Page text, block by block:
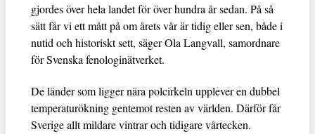
gjordes över hela landet för över hundra år sedan. På så
sätt får vi ett mått på om årets vår är tidig eller sen, både i
nutid och historiskt sett, säger Ola Langvall, samordnare
för Svenska fenologinätverket.
De länder som ligger nära polcirkeln upplever en dubbel
temperaturökning gentemot resten av världen. Därför får
Sverige allt mildare vintrar och tidigare vårtecken.